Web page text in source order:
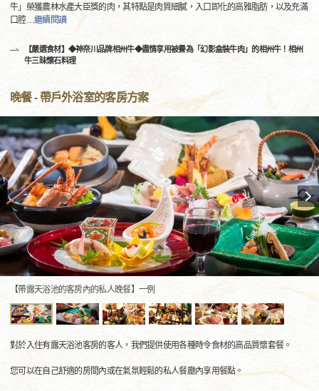
牛」榮獲農林水產大臣獎的肉，其特點是肉質細膩，入口即化的高雅脂肪，以及充滿
口腔…繼續閱讀
【嚴選食材】◆神奈川品牌相州牛◆盡情享用被譽為「幻影盒裝牛肉」的相州牛！相州
牛三昧懷石料理
晚餐 - 帶戶外浴室的客房方案
【帶露天浴池的客房內的私人晚餐】一例
對於入住有露天浴池客房的客人，我們提供使用各種時令食材的高品質懷套餐。
您可以在自己舒適的房間內或在氣氛輕鬆的私人餐廳內享用餐點。